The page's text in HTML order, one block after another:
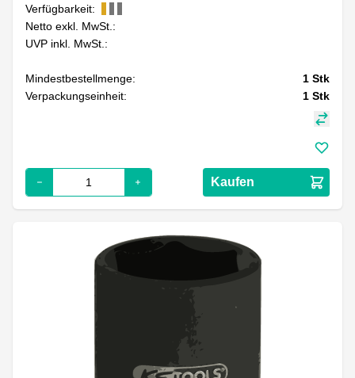
Verfügbarkeit:
Netto exkl. MwSt.:
UVP inkl. MwSt.:
Mindestbestellmenge: 1 Stk
Verpackungseinheit:
1 Stk
Kaufen